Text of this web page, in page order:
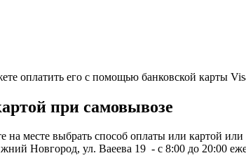
оплатить его с помощью банковской карты
при самовывозе
месте выбрать способ оплаты или картой
Новгород, ул. Ваеева 19 - с 8:00 до 20:00